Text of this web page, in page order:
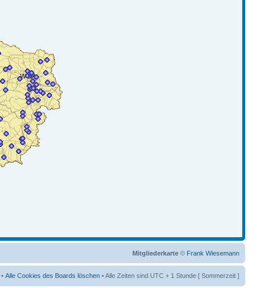
Mitgliederkarte © Frank Wiesemann
• Alle Cookies des Boards löschen • Alle Zeiten sind UTC + 1 Stunde [ Sommerzeit ]